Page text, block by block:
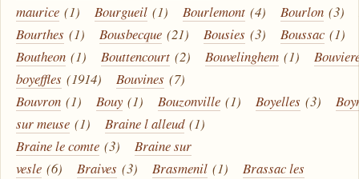
maurice (1) Bourgueil (1) Bourlemont (4) Bourlon (3)
Bourthes (1) Bousbecque (21) Bousies (3) Boussac (1)
Boutheon (1) Bouttencourt (2) Bouvelinghem (1)
boyeffles (1914) Bouvines (7)
Bouvron (1) Bouy (1) Bouzonville (1) Boyelles (3)
sur meuse (1) Braine l alleud (1)
Braine le comte (3)
Braine sur
vesle (6) Braives (3) Brasmenil (1)
Brassac les